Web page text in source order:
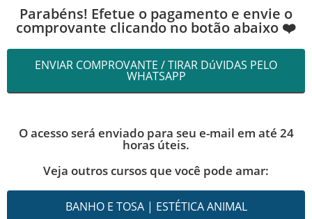
Parabéns! Efetue o pagamento e envie o
comprovante clicando no botão abaixo ❤️
ENVIAR COMPROVANTE / TIRAR DúVIDAS PELO
WHATSAPP
O acesso será enviado para seu e-mail em até 24
horas úteis.
Veja outros cursos que você pode amar:
BANHO E TOSA | ESTÉTICA ANIMAL